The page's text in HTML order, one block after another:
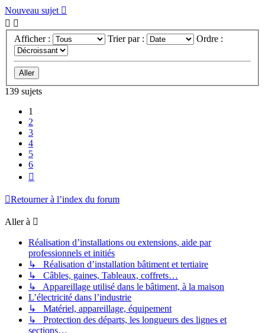
Nouveau sujet
Afficher : Trier par : Ordre :
139 sujets
1
2
3
4
5
6
Retourner à l’index du forum
Aller à
Réalisation d’installations ou extensions, aide par
professionnels et initiés
↳ Réalisation d’installation bâtiment et tertiaire
↳ Câbles, gaines, Tableaux, coffrets…
↳ Appareillage utilisé dans le bâtiment, à la maison
L’électricité dans l’industrie
↳ Matériel, appareillage, équipement
↳ Protection des départs, les longueurs des lignes et
sections…